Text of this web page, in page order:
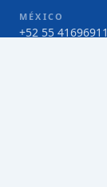
MÉXICO
+52 55 41696911